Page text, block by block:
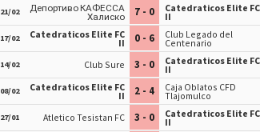
21/02 Депортиво КАФЕССА
Халиско 7 - 0 Catedraticos Elite FC
II
17/02 Catedraticos Elite FC
II 0 - 6 Club Legado del
Centenario
14/02 Club Sure 3 - 0 Catedraticos Elite FC
II
08/02 Catedraticos Elite FC
II 2 - 4 Caja Oblatos CFD
Tlajomulco
27/01 Atletico Tesistan FC 3 - 0 Catedraticos Elite FC
II